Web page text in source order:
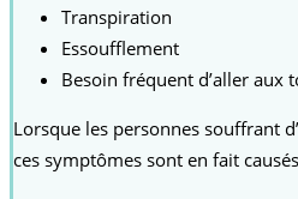
Transpiration
Essoufflement
Besoin fréquent d’aller aux
Lorsque les personnes souffrant
ces symptômes sont en fait